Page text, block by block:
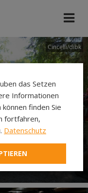
Cincelli/dibk
das Setzen
Informationen
finden Sie
fortfahren,
Datenschutz